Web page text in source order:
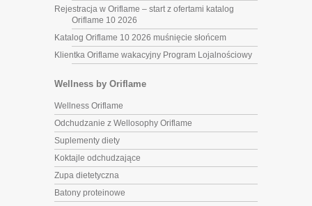
Rejestracja w Oriflame – start z ofertami katalog
Oriflame 10 2026
Katalog Oriflame 10 2026 muśnięcie słońcem
Klientka Oriflame wakacyjny Program Lojalnościowy
Wellness by Oriflame
Wellness Oriflame
Odchudzanie z Wellosophy Oriflame
Suplementy diety
Koktajle odchudzające
Zupa dietetyczna
Batony proteinowe